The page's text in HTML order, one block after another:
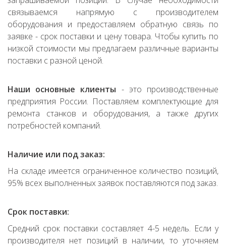
связываемся напрямую с производителем
оборудования и предоставляем обратную связь по
заявке - срок поставки и цену товара. Чтобы купить по
низкой стоимости мы предлагаем различные варианты
поставки с разной ценой.
Наши основные клиенты - это производственные
предприятия России. Поставляем комплектующие для
ремонта станков и оборудования, а также других
потребностей компаний.
Наличие или под заказ:
На складе имеется ограниченное количество позиций,
95% всех выполненных заявок поставляются под заказ.
Срок поставки:
Средний срок поставки составляет 4-5 недель. Если у
производителя нет позиций в наличии, то уточняем